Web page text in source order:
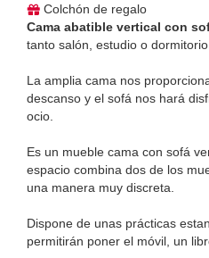
Colchón de regalo
Cama abatible vertical con
tanto salón, estudio o dormitorio.
La amplia cama nos
descanso y el sofá nos hará
ocio.
Es un mueble cama con sofá
espacio combina dos de los
una manera muy discreta.
Dispone de unas prácticas
permitirán poner el móvil, un